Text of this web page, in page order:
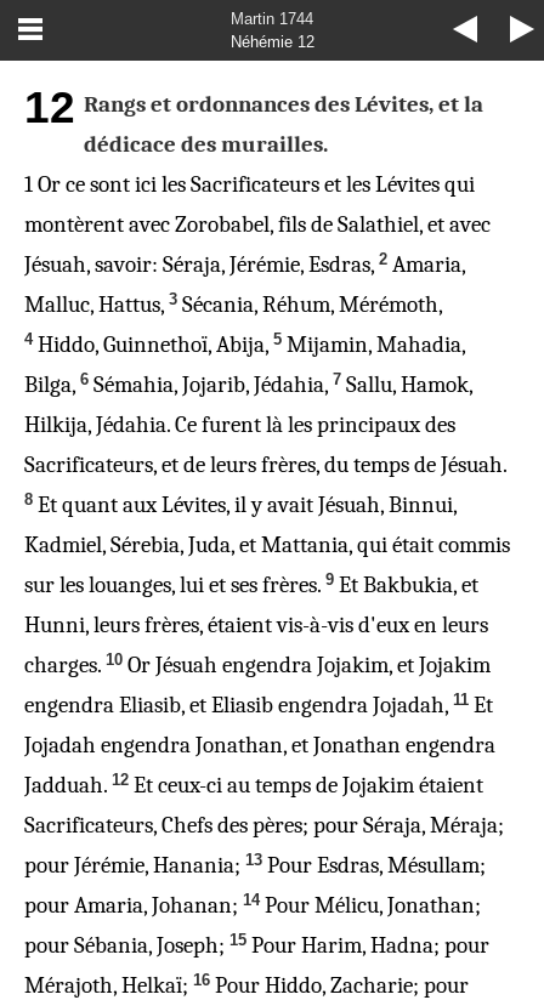
Martin 1744
Néhémie 12
12 Rangs et ordonnances des Lévites, et la
dédicace des murailles.
1Or ce sont ici les Sacrificateurs et les Lévites qui
montèrent avec Zorobabel, fils de Salathiel, et avec
Jésuah,savoir: Séraja, Jérémie, Esdras, 2 Amaria,
Malluc, Hattus, 3 Sécania, Réhum, Mérémoth,
4 Hiddo, Guinnethoï, Abija, 5 Mijamin, Mahadia,
Bilga, 6 Sémahia, Jojarib, Jédahia, 7 Sallu, Hamok,
Hilkija, Jédahia. Ce furent là les principaux des
Sacrificateurs, et de leurs frères, du temps de Jésuah.
8 Et quant aux Lévites, il y avait Jésuah, Binnui,
Kadmiel, Sérebia, Juda, et Mattania, qui était commis
sur les louanges, lui et ses frères. 9 Et Bakbukia, et
Hunni, leurs frères, étaient vis-à-vis d'eux en leurs
charges. 10 Or Jésuah engendra Jojakim, et Jojakim
engendra Eliasib, et Eliasib engendra Jojadah, 11 Et
Jojadah engendra Jonathan, et Jonathan engendra
Jadduah. 12 Et ceux-ci au temps de Jojakim étaient
Sacrificateurs, Chefs des pères; pour Séraja, Méraja;
pour Jérémie, Hanania; 13 Pour Esdras, Mésullam;
pour Amaria, Johanan; 14 Pour Mélicu, Jonathan;
pour Sébania, Joseph; 15 Pour Harim, Hadna; pour
Mérajoth, Helkaï; 16 Pour Hiddo, Zacharie; pour